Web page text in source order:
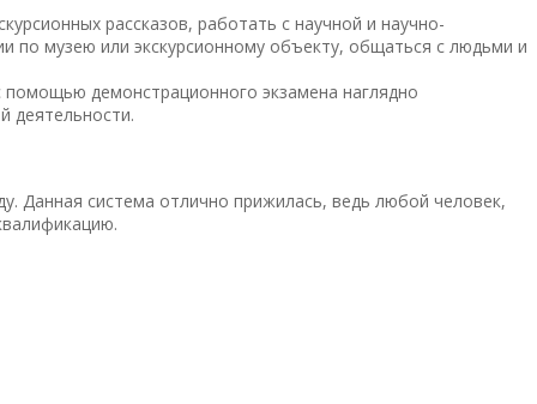
рассказов, работать с научной и научно-
по музею или экскурсионному объекту, общаться с людьми и
демонстрационного экзамена наглядно
деятельности.
Данная система отлично прижилась, ведь любой человек,